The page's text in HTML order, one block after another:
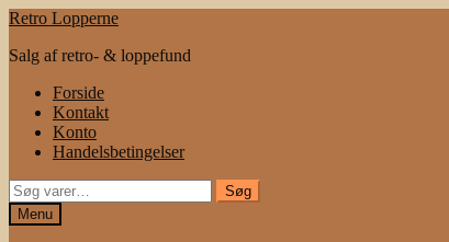
Spring
navigation
Spring
indhold
Retro Lopperne
Salg af retro- & loppefund
Forside
Kontakt
Konto
Handelsbetingelser
Søg
efter:
Søg
Menu